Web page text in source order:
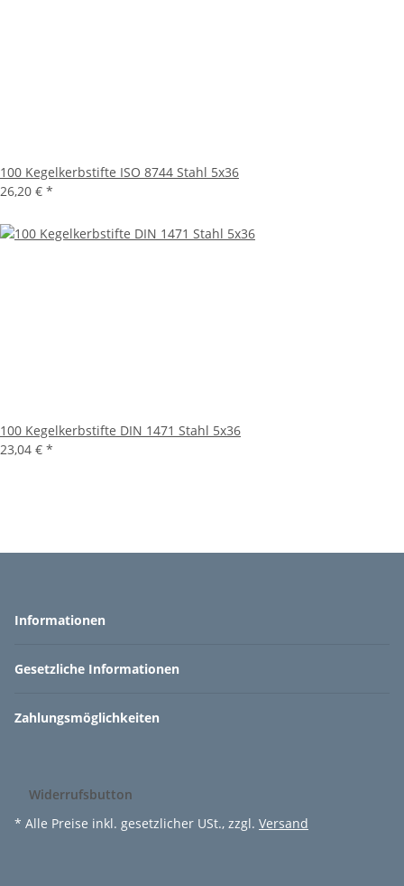
100 Kegelkerbstifte ISO 8744 Stahl 5x36
26,20 € *
100 Kegelkerbstifte DIN 1471 Stahl 5x36
23,04 € *
Informationen
Gesetzliche Informationen
Zahlungsmöglichkeiten
Widerrufsbutton
* Alle Preise inkl. gesetzlicher USt., zzgl. Versand